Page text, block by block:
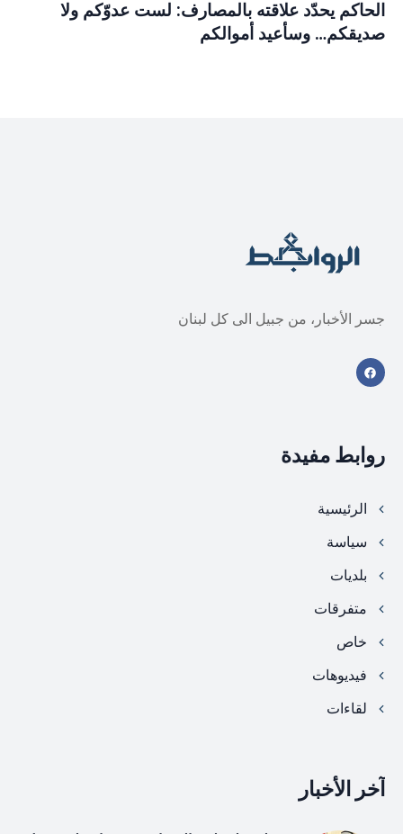
الحاكم يحدّد علاقته بالمصارف: لست عدوّكم ولا
صديقكم… وسأعيد أموالكم
جسر الأخبار، من جبيل الى كل لبنان
روابط مفيدة
الرئيسية
سياسة
بلديات
متفرقات
خاص
فيديوهات
لقاءات
آخر الأخبار